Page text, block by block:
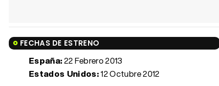
FECHAS DE ESTRENO
España:22 Febrero 2013
Estados Unidos:12 Octubre 2012